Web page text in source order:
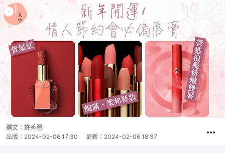
撰文： 許秀麗
出版： 2024-02-06 17:30 更新： 2024-02-06 18:37